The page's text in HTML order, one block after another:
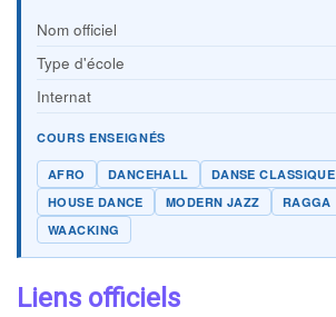
Nom officiel
Type d'école
Internat
COURS ENSEIGNÉS
AFRO DANCEHALL DANSE CLASSIQUE
HOUSE DANCE
MODERN JAZZ RAGGA
WAACKING
Liens officiels